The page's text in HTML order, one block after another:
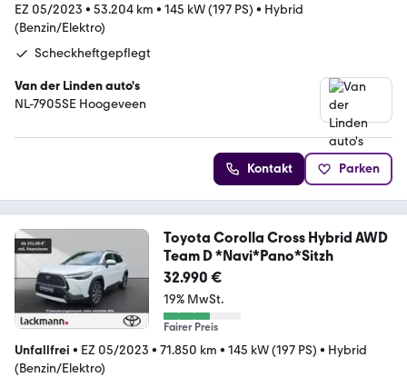
EZ 05/2023 • 53.204 km • 145 kW (197 PS) • Hybrid
(Benzin/Elektro)
Scheckheftgepflegt
Van der Linden auto's
NL-7905SE Hoogeveen
Kontakt Parken
Toyota Corolla Cross Hybrid AWD
Team D *Navi*Pano*Sitzh
32.990 €
19% MwSt.
Fairer Preis
Unfallfrei • EZ 05/2023 • 71.850 km • 145 kW (197 PS) • Hybrid
(Benzin/Elektro)